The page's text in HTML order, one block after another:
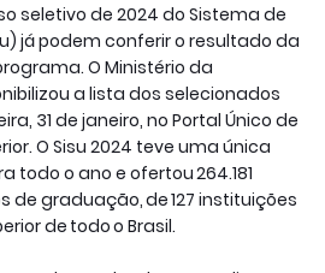
seletivo de 2024 do Sistema de
já podem conferir o resultado da
O Ministério da
a lista dos selecionados
31 de janeiro, no Portal Único de
O Sisu 2024 teve uma única
todo o ano e ofertou 264.181
de graduação, de 127 instituições
de todo o Brasil.